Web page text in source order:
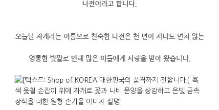
나전이라고 합니다
오늘날 자개라는 이름으로 친숙한 나전은 천 년이 지나도 변치 않는
영롱한 빛깔로 인해 많은 이들에게 사랑을 받아 왔습니다.